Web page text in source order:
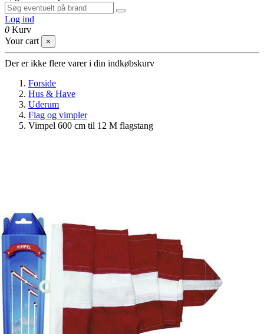
Log ind
0 Kurv
Your cart
×
Der er ikke flere varer i din indkøbskurv
Forside
Hus & Have
Uderum
Flag og vimpler
Vimpel 600 cm til 12 M flagstang